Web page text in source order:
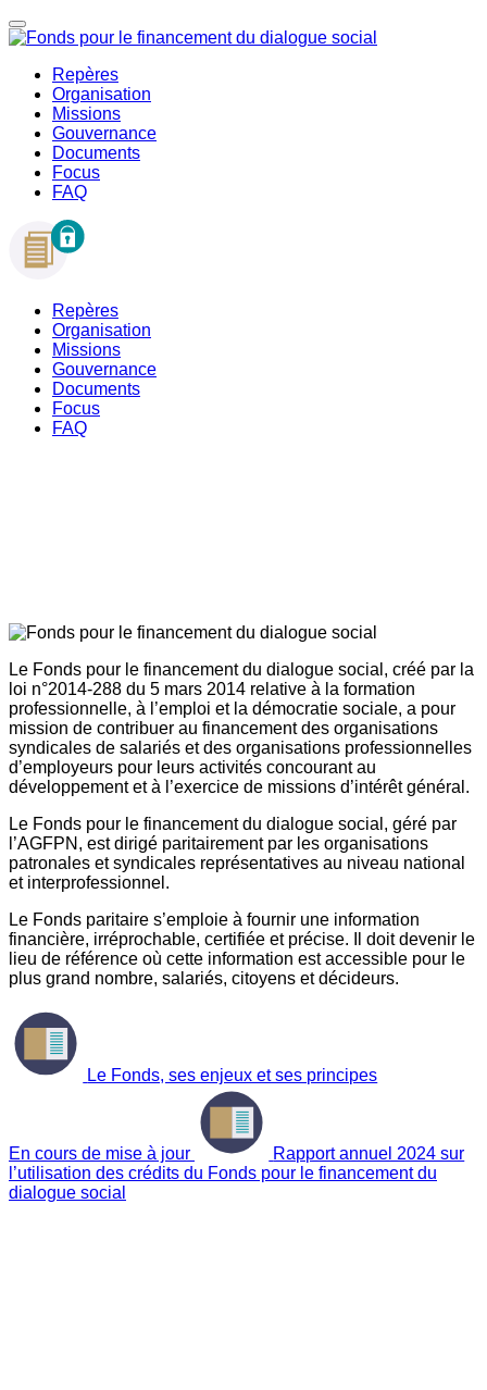
Repères
Organisation
Missions
Gouvernance
Documents
Focus
FAQ
Repères
Organisation
Missions
Gouvernance
Documents
Focus
FAQ
Le Fonds pour le financement du dialogue social, créé par la
loi n°2014-288 du 5 mars 2014 relative à la formation
professionnelle, à l’emploi et la démocratie sociale, a pour
mission de contribuer au financement des organisations
syndicales de salariés et des organisations professionnelles
d’employeurs pour leurs activités concourant au
développement et à l’exercice de missions d’intérêt général.
Le Fonds pour le financement du dialogue social, géré par
l’AGFPN, est dirigé paritairement par les organisations
patronales et syndicales représentatives au niveau national
et interprofessionnel.
Le Fonds paritaire s’emploie à fournir une information
financière, irréprochable, certifiée et précise. Il doit devenir le
lieu de référence où cette information est accessible pour le
plus grand nombre, salariés, citoyens et décideurs.
Le Fonds, ses enjeux et ses principes
En cours de mise à jour
Rapport annuel 2024 sur
l’utilisation des crédits du Fonds pour le financement du
dialogue social